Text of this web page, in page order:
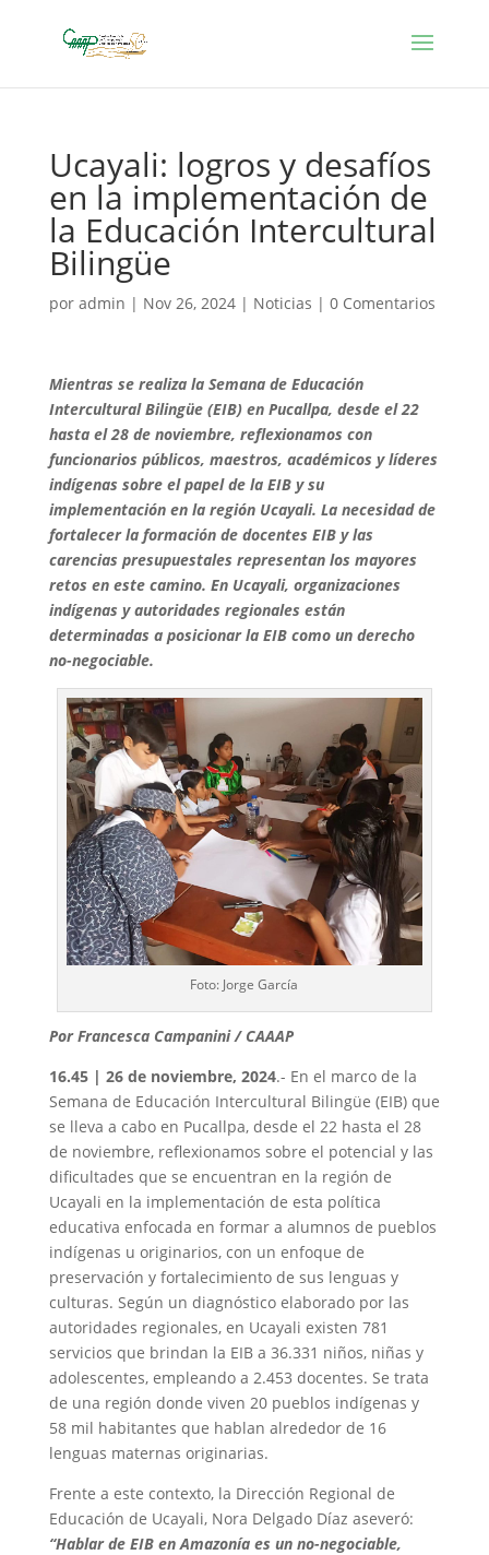
Ucayali: logros y desafíos
en la implementación de
la Educación Intercultural
Bilingüe
por admin | Nov 26, 2024| Noticias | 0 Comentarios
Mientras se realiza la Semana de Educación
Intercultural Bilingüe (EIB) en Pucallpa, desde el 22
hasta el 28 de noviembre, reflexionamos con
funcionarios públicos, maestros, académicos y líderes
indígenas sobre el papel de la EIB y su
implementación en la región Ucayali. La necesidad de
fortalecer la formación de docentes EIB y las
carencias presupuestales representan los mayores
retos en este camino. En Ucayali, organizaciones
indígenas y autoridades regionales están
determinadas a posicionar la EIB como un derecho
no-negociable.
Foto: Jorge García
Por Francesca Campanini / CAAAP
16.45 | 26 de noviembre, 2024.- En el marco de la
Semana de Educación Intercultural Bilingüe (EIB) que
se lleva a cabo en Pucallpa, desde el 22 hasta el 28
de noviembre, reflexionamos sobre el potencial y las
dificultades que se encuentran en la región de
Ucayali en la implementación de esta política
educativa enfocada en formar a alumnos de pueblos
indígenas u originarios, con un enfoque de
preservación y fortalecimiento de sus lenguas y
culturas. Según un diagnóstico elaborado por las
autoridades regionales, en Ucayali existen 781
servicios que brindan la EIB a 36.331 niños, niñas y
adolescentes, empleando a 2.453 docentes. Se trata
de una región donde viven 20 pueblos indígenas y
58 mil habitantes que hablan alrededor de 16
lenguas maternas originarias.
Frente a este contexto, la Dirección Regional de
Educación de Ucayali, Nora Delgado Díaz aseveró:
“Hablar de EIB en Amazonía es un no-negociable,